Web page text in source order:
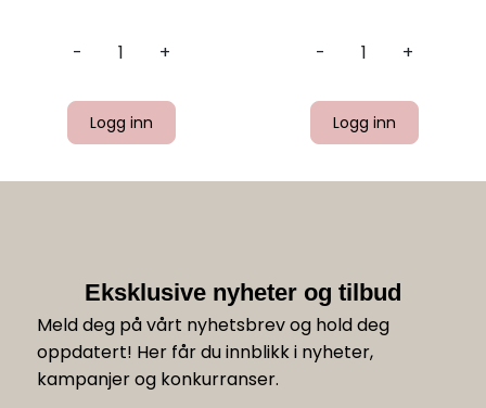
- +
Logg inn
- +
Logg inn
Eksklusive nyheter og tilbud
Meld deg på vårt nyhetsbrev og hold deg
oppdatert! Her får du innblikk i nyheter,
kampanjer og konkurranser.